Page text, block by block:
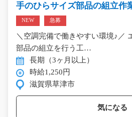
手のひらサイズ部品の組立作
NEW 急募
＼空調完備で働きやすい環境♪／
部品の組立を行う工…
長期（3ヶ月以上）
時給1,250円
滋賀県草津市
気になる